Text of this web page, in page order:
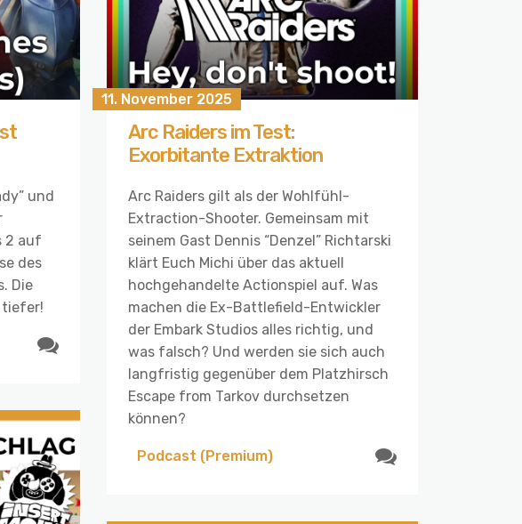
und
2 auf
des
Die
tiefer!
11. November 2025
Arc Raiders im Test:
Exorbitante Extraktion
Arc Raiders gilt als der Wohlfühl-
Extraction-Shooter. Gemeinsam mit
seinem Gast Dennis “Denzel” Richtarski
klärt Euch Michi über das aktuell
hochgehandelte Actionspiel auf. Was
machen die Ex-Battlefield-Entwickler
der Embark Studios alles richtig, und
was falsch? Und werden sie sich auch
langfristig gegenüber dem Platzhirsch
Escape from Tarkov durchsetzen
können?
Podcast (Premium)